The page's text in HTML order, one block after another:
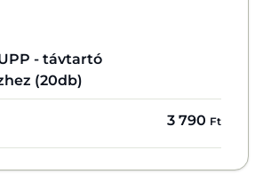
- távtartó
(20db)
3 790 Ft